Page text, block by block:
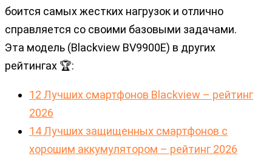
боится самых жестких нагрузок и отлично
справляется со своими базовыми задачами.
Эта модель (Blackview BV9900E) в других
рейтингах 🏆:
12 Лучших смартфонов Blackview – рейтинг
2026
14 Лучших защищенных смартфонов с
хорошим аккумулятором – рейтинг 2026